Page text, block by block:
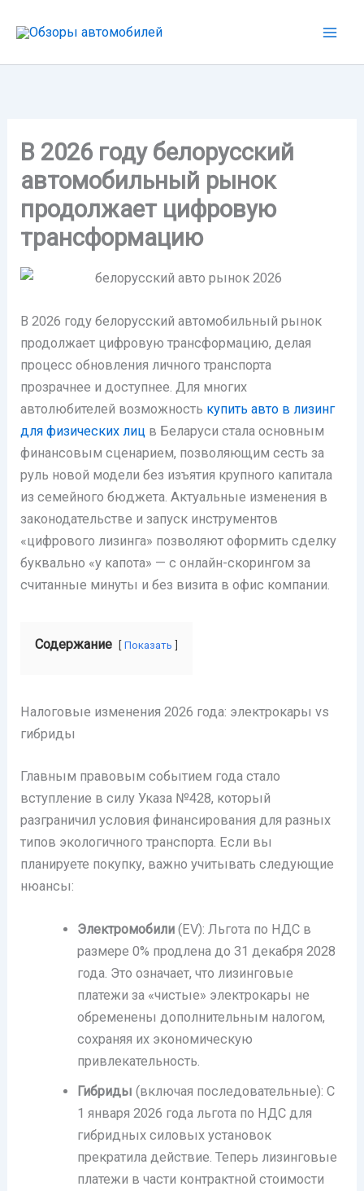
В 2026 году белорусский
автомобильный рынок
продолжает цифровую
трансформацию
В 2026 году белорусский автомобильный рынок
продолжает цифровую трансформацию, делая
процесс обновления личного транспорта
прозрачнее и доступнее. Для многих
автолюбителей возможность купить авто в лизинг
для физических лиц в Беларуси стала основным
финансовым сценарием, позволяющим сесть за
руль новой модели без изъятия крупного капитала
из семейного бюджета. Актуальные изменения в
законодательстве и запуск инструментов
«цифрового лизинга» позволяют оформить сделку
буквально «у капота» — с онлайн-скорингом за
считанные минуты и без визита в офис компании.
Содержание Показать
Налоговые изменения 2026 года: электрокары vs
гибриды
Главным правовым событием года стало
вступление в силу Указа №428, который
разграничил условия финансирования для разных
типов экологичного транспорта. Если вы
планируете покупку, важно учитывать следующие
нюансы:
Электромобили(EV): Льгота по НДС в
размере 0% продлена до 31 декабря 2028
года. Это означает, что лизинговые
платежи за «чистые» электрокары не
обременены дополнительным налогом,
сохраняя их экономическую
привлекательность.
Гибриды (включая последовательные): С
1 января 2026 года льгота по НДС для
гибридных силовых установок
прекратила действие. Теперь лизинговые
платежи в части контрактной стоимости